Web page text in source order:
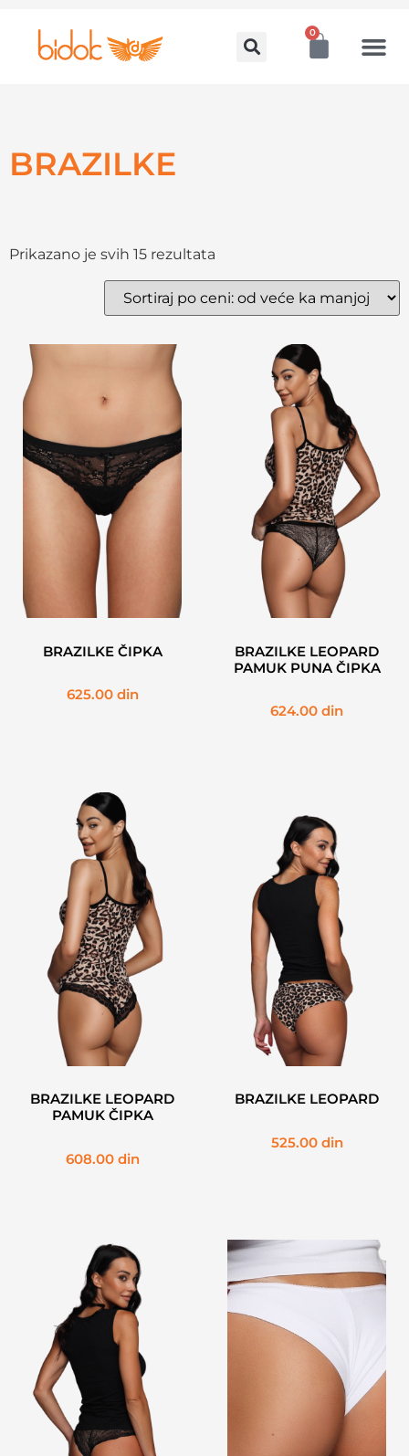
0
BRAZILKE
Prikazano je svih 15 rezultata
BRAZILKE ČIPKA
625.00 din
BRAZILKE LEOPARD
PAMUK PUNA ČIPKA
624.00 din
BRAZILKE LEOPARD
PAMUK ČIPKA
608.00 din
BRAZILKE LEOPARD
525.00 din